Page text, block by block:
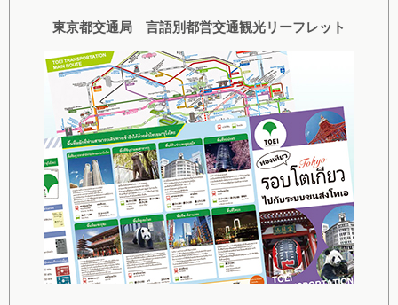
東京都交通局 言語別都営交通観光リーフレット